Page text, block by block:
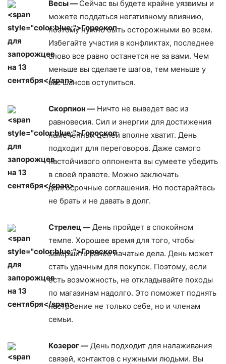
Весы — Сейчас вы будете крайне уязвимы и
можете поддаться негативному влиянию,
поэтому нужно быть осторожными во всем.
Избегайте участия в конфликтах, последнее
слово все равно останется не за вами. Чем
меньше вы сделаете шагов, тем меньше у
вас шансов оступиться.
Скорпион — Ничто не выведет вас из
равновесия. Сил и энергии для достижения
намеченных целей вполне хватит. День
подходит для переговоров. Даже самого
настойчивого оппонента вы сумеете убедить
в своей правоте. Можно заключать
долгосрочные соглашения. Но постарайтесь
не брать и не давать в долг.
Стрелец — День пройдет в спокойном
темпе. Хорошее время для того, чтобы
завершить ранее начатые дела. День может
стать удачным для покупок. Поэтому, если
есть возможность, не откладывайте походы
по магазинам надолго. Это поможет поднять
настроение не только себе, но и членам
семьи.
Козерог — День подходит для налаживания
связей, контактов с нужными людьми. Вы